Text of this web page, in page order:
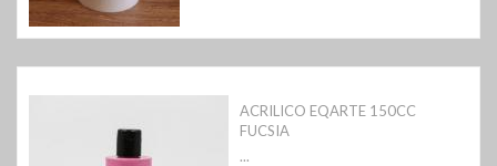
ACRILICO EQARTE 150CC
FUCSIA
...